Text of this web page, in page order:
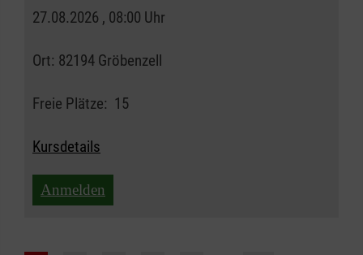
27.08.2026 , 08:00 Uhr
Ort: 82194 Gröbenzell
Freie Plätze: 15
Kursdetails
Anmelden